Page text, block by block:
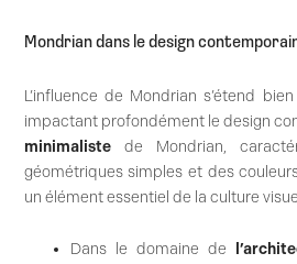
Mondrian dans le design
L’influence de Mondrian s’étend
impactant profondément le design
minimalistede Mondrian,
géométriques simples et des
un élément essentiel de la culture
Dans le domaine de